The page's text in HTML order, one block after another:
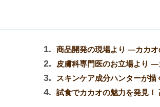
商品開発の現場より ―カカオ
皮膚科専門医のお立場より
スキンケア成分ハンターが
試食でカカオの魅力を発見！